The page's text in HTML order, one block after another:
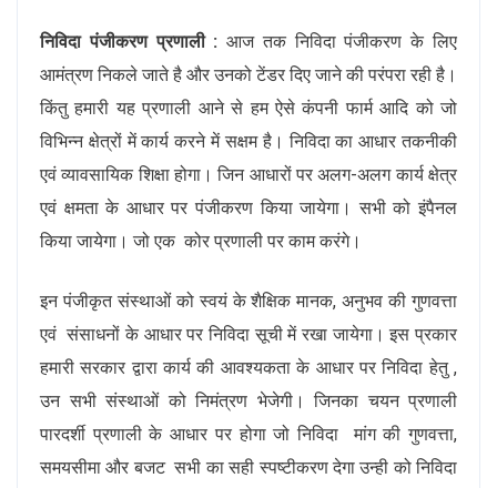
निविदा पंजीकरण प्रणाली :आज तक निविदा पंजीकरण के लिए
आमंत्रण निकले जाते है और उनको टेंडर दिए जाने की परंपरा रही है।
किंतु हमारी यह प्रणाली आने से हम ऐसे कंपनी फार्म आदि को जो
विभिन्न क्षेत्रों में कार्य करने में सक्षम है। निविदा का आधार तकनीकी
एवं व्यावसायिक शिक्षा होगा। जिन आधारों पर अलग-अलग कार्य क्षेत्र
एवं क्षमता के आधार पर पंजीकरण किया जायेगा। सभी को इंपैनल
किया जायेगा। जो एक कोर प्रणाली पर काम करंगे।
इन पंजीकृत संस्थाओं को स्वयं के शैक्षिक मानक, अनुभव की गुणवत्ता
एवं संसाधनों के आधार पर निविदा सूची में रखा जायेगा। इस प्रकार
हमारी सरकार द्वारा कार्य की आवश्यकता के आधार पर निविदा हेतु ,
उन सभी संस्थाओं को निमंत्रण भेजेगी। जिनका चयन प्रणाली
पारदर्शी प्रणाली के आधार पर होगा जो निविदा मांग की गुणवत्ता,
समयसीमा और बजट सभी का सही स्पष्टीकरण देगा उन्ही को निविदा